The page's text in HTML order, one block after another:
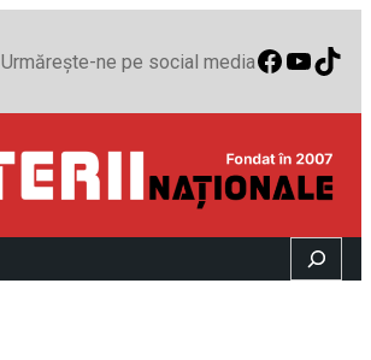
Urmărește-ne pe social media
Search